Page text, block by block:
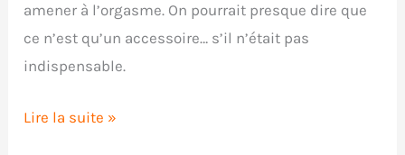
amener à l’orgasme. On pourrait presque dire que
ce n’est qu’un accessoire… s’il n’était pas
indispensable.
Critique
Lire la suite »